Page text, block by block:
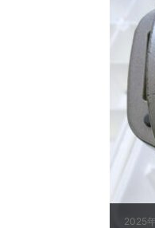
2025